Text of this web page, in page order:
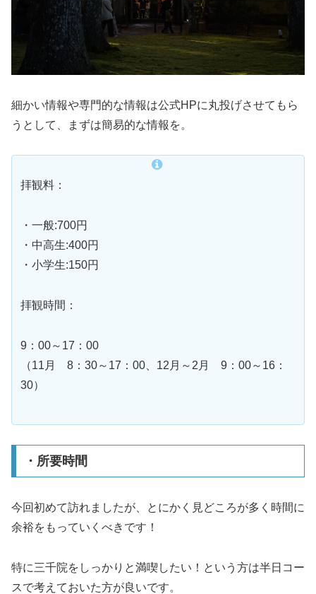
細かい情報や専門的な情報は公式HPに丸投げさせてもら
うとして、まずは簡易的な情報を。
拝観料：
・一般:700円
・中高生:400円
・小学生:150円
拝観時間：
9：00～17：00
（11月 8：30～17：00、12月～2月 9：00～16：
30）
・所要時間
今回初めて訪れましたが、とにかく見どころが多く時間に
余裕をもっていくべきです！
特に三千院をしっかりと満喫したい！という方は半日コー
スで考えておいた方が良いです。